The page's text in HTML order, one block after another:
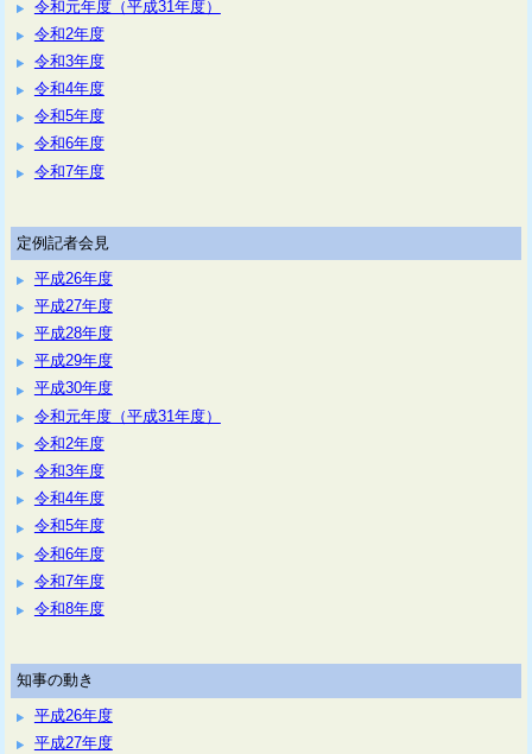
令和元年度（平成31年度）
令和2年度
令和3年度
令和4年度
令和5年度
令和6年度
令和7年度
定例記者会見
平成26年度
平成27年度
平成28年度
平成29年度
平成30年度
令和元年度（平成31年度）
令和2年度
令和3年度
令和4年度
令和5年度
令和6年度
令和7年度
令和8年度
知事の動き
平成26年度
平成27年度